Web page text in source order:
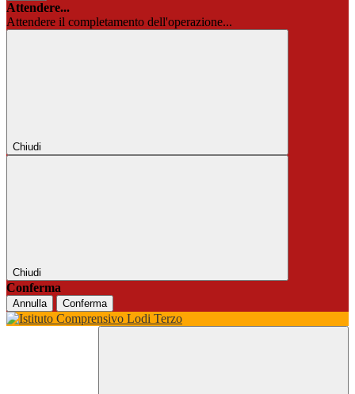
Attendere...
Attendere il completamento dell'operazione...
Chiudi
Chiudi
Conferma
Annulla Conferma